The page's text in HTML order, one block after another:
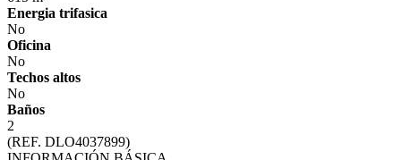
Energia trifasica
No
Oficina
No
Techos altos
No
Baños
2
(REF. DLO4037899)